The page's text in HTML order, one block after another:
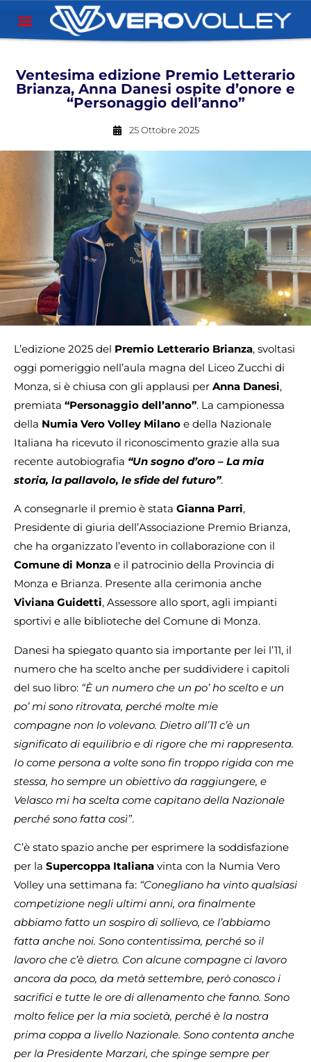
Ventesima edizione Premio Letterario
Brianza, Anna Danesi ospite d’onore e
“Personaggio dell’anno”
25 Ottobre 2025
L’edizione 2025 del Premio Letterario Brianza, svoltasi
oggi pomeriggio nell’aula magna del Liceo Zucchi di
Monza, si è chiusa con gli applausi per Anna Danesi,
premiata “Personaggio dell’anno”. La campionessa
della Numia Vero Volley Milano e della Nazionale
Italiana ha ricevuto il riconoscimento grazie alla sua
recente autobiografia “Un sogno d’oro – La mia
storia, la pallavolo, le sfide del futuro”.
A consegnarle il premio è stata Gianna Parri,
Presidente di giuria dell’Associazione Premio Brianza,
che ha organizzato l’evento in collaborazione con il
Comune di Monza e il patrocinio della Provincia di
Monza e Brianza. Presente alla cerimonia anche
Viviana Guidetti, Assessore allo sport, agli impianti
sportivi e alle biblioteche del Comune di Monza.
Danesi ha spiegato quanto sia importante per lei l’11, il
numero che ha scelto anche per suddividere i capitoli
del suo libro: “È un numero che un po’ ho scelto e un
po’ mi sono ritrovata, perché molte mie
compagne non lo volevano. Dietro all’11 c’è un
significato di equilibrio e di rigore che mi rappresenta.
Io come persona a volte sono fin troppo rigida con me
stessa, ho sempre un obiettivo da raggiungere, e
Velasco mi ha scelta come capitano della Nazionale
perché sono fatta così”.
C’è stato spazio anche per esprimere la soddisfazione
per la Supercoppa Italiana vinta con la Numia Vero
Volley una settimana fa: “Conegliano ha vinto qualsiasi
competizione negli ultimi anni, ora finalmente
abbiamo fatto un sospiro di sollievo, ce l’abbiamo
fatta anche noi. Sono contentissima, perché so il
lavoro che c’è dietro. Con alcune compagne ci lavoro
ancora da poco, da metà settembre, però conosco i
sacrifici e tutte le ore di allenamento che fanno. Sono
molto felice per la mia società, perché è la nostra
prima coppa a livello Nazionale. Sono contenta anche
per la Presidente Marzari, che spinge sempre per